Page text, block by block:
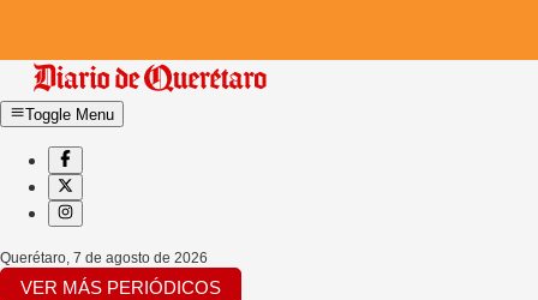
Toggle Menu
Querétaro, 7 de agosto de 2026
VER MÁS PERIÓDICOS